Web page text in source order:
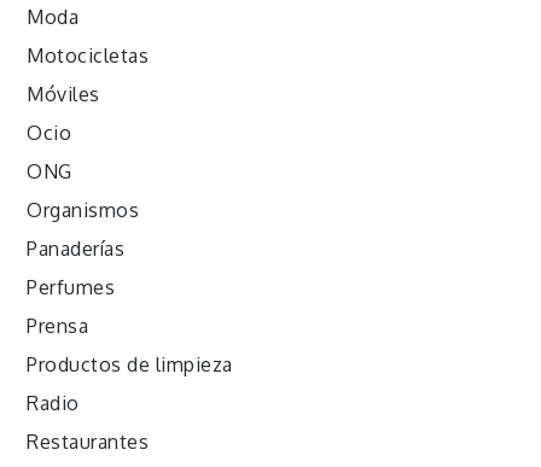
Moda
Motocicletas
Móviles
Ocio
ONG
Organismos
Panaderías
Perfumes
Prensa
Productos de limpieza
Radio
Restaurantes